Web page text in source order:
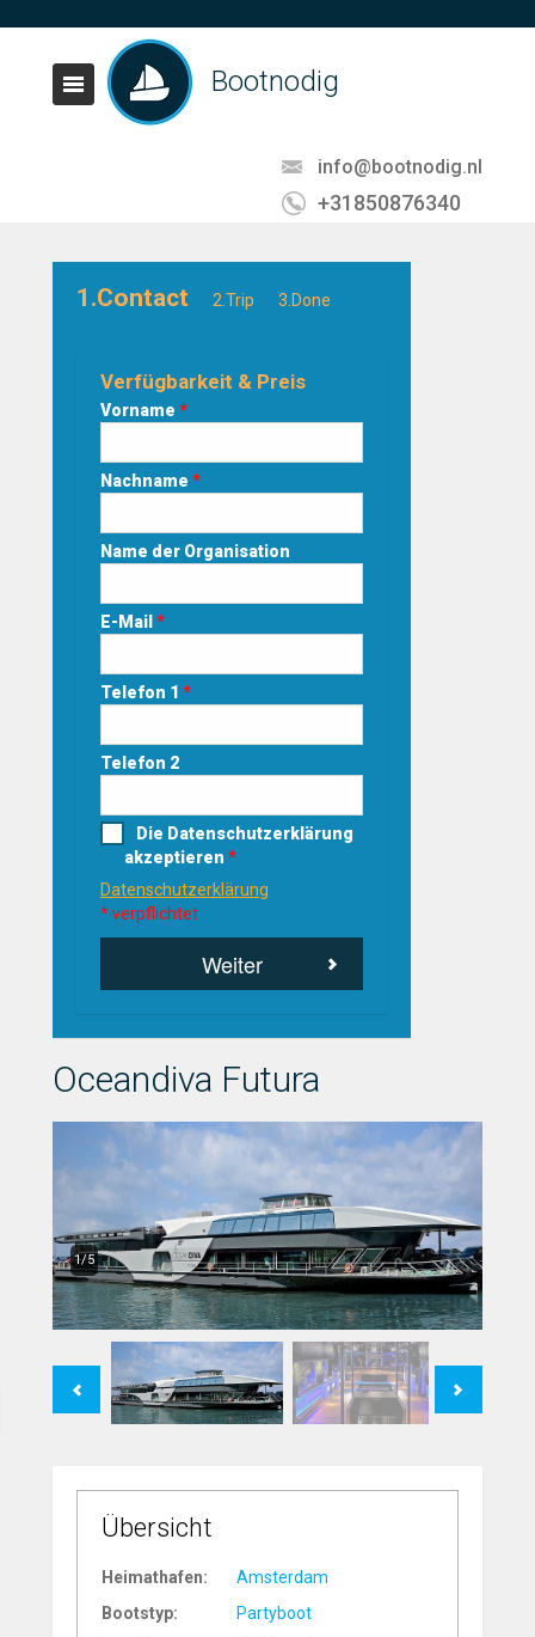
Bootnodig
info@bootnodig.nl
+31850876340
1.Contact 2.Trip 3.Done
Verfügbarkeit & Preis
Vorname *
Nachname *
Name der Organisation
E-Mail *
Telefon 1 *
Telefon 2
Die Datenschutzerklärung
akzeptieren *
Datenschutzerklärung
* verpflichtet
Weiter
Oceandiva Futura
1/5
Übersicht
Heimathafen:
Amsterdam
Bootstyp:
Partyboot